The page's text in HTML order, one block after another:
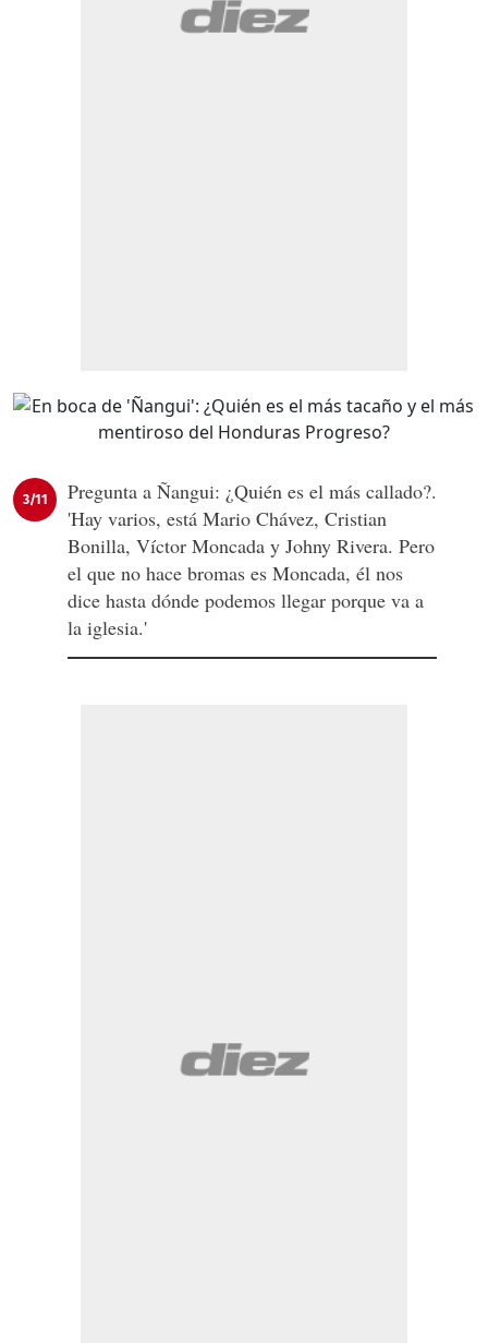
3/11
Pregunta a Ñangui: ¿Quién es el más callado?.
'Hay varios, está Mario Chávez, Cristian
Bonilla, Víctor Moncada y Johny Rivera. Pero
el que no hace bromas es Moncada, él nos
dice hasta dónde podemos llegar porque va a
la iglesia.'